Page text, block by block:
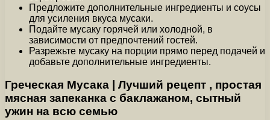
Предложите дополнительные ингредиенты и соусы
для усиления вкуса мусаки.
Подайте мусаку горячей или холодной, в
зависимости от предпочтений гостей.
Разрежьте мусаку на порции прямо перед подачей и
добавьте дополнительные ингредиенты.
Греческая Мусака | Лучший рецепт , простая
мясная запеканка с баклажаном, сытный
ужин на всю семью